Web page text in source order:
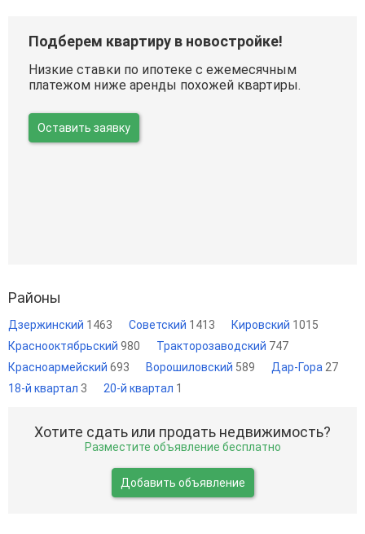
Подберем квартиру в новостройке!
Низкие ставки по ипотеке с ежемесячным
платежом ниже аренды похожей квартиры.
Оставить заявку
Районы
Дзержинский 1463 Советский 1413 Кировский 1015
Краснооктябрьский 980 Тракторозаводский 747
Красноармейский 693 Ворошиловский 589 Дар-Гора 27
18-й квартал 3 20-й квартал 1
Хотите сдать или продать недвижимость?
Разместите объявление бесплатно
Добавить объявление